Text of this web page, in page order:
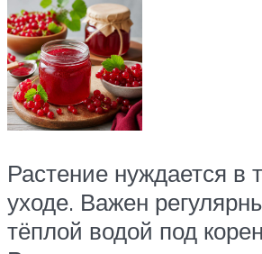
Растение нуждается в
уходе. Важен
тёплой водой под